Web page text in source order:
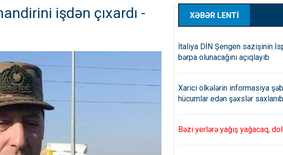
işdən çıxardı -
XƏBƏR LENTİ
İtaliya DİN Şengen sazişinin
bərpa olunacağını açıqlayıb
Xarici ölkələrin informasiya
hücumlar edən şəxslər saxlanıb
Bəzi yerlərə yağış yağacaq,